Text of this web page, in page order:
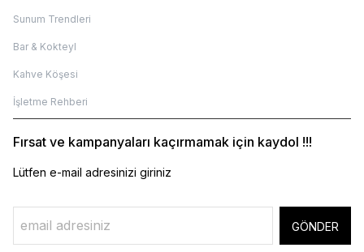
Sunum Trendleri
Bar & Kokteyl
Kahve Köşesi
İşletme Rehberi
Fırsat ve kampanyaları kaçırmamak için kaydol !!!
Lütfen e-mail adresinizi giriniz
GÖNDER